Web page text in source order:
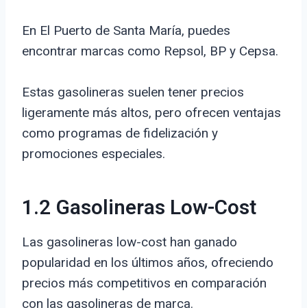
En El Puerto de Santa María, puedes
encontrar marcas como Repsol, BP y Cepsa.
Estas gasolineras suelen tener precios
ligeramente más altos, pero ofrecen ventajas
como programas de fidelización y
promociones especiales.
1.2 Gasolineras Low-Cost
Las gasolineras low-cost han ganado
popularidad en los últimos años, ofreciendo
precios más competitivos en comparación
con las gasolineras de marca.